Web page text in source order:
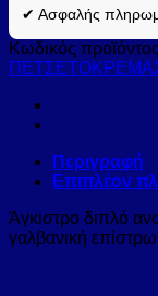
✔ Ασφαλής
Κωδικός
Περιγραφή
Επιπλέον
Άγκιστρο διπλό
γαλβανική